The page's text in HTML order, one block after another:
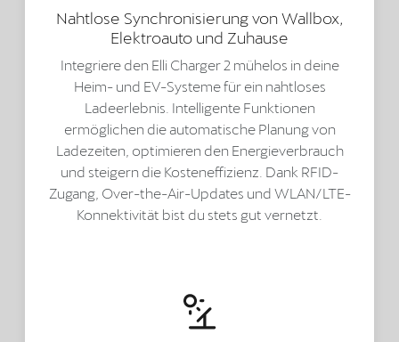
Nahtlose Synchronisierung von Wallbox,
Elektroauto und Zuhause
Integriere den Elli Charger 2 mühelos in deine
Heim- und EV-Systeme für ein nahtloses
Ladeerlebnis. Intelligente Funktionen
ermöglichen die automatische Planung von
Ladezeiten, optimieren den Energieverbrauch
und steigern die Kosteneffizienz. Dank RFID-
Zugang, Over-the-Air-Updates und WLAN/LTE-
Konnektivität bist du stets gut vernetzt.